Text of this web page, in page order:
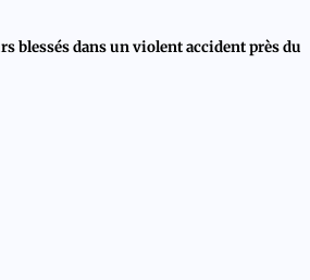
blessés dans un violent accident près du